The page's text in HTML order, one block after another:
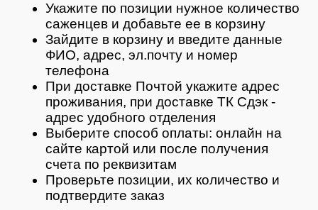
Укажите по позиции нужное количество
саженцев и добавьте ее в корзину
Зайдите в корзину и введите данные
ФИО, адрес, эл.почту и номер
телефона
При доставке Почтой укажите адрес
проживания, при доставке ТК Сдэк -
адрес удобного отделения
Выберите способ оплаты: онлайн на
сайте картой или после получения
счета по реквизитам
Проверьте позиции, их количество и
подтвердите заказ